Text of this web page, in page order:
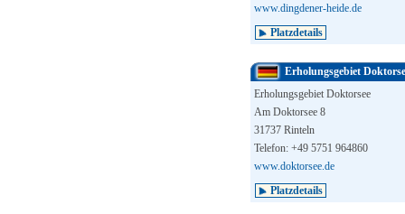
www.dingdener-heide.de
Platzdetails
Erholungsgebiet
Erholungsgebiet Doktorsee
Am Doktorsee 8
31737 Rinteln
Telefon: +49 5751 964860
www.doktorsee.de
Platzdetails